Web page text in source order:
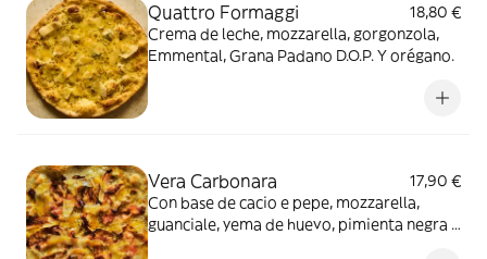
Quattro Formaggi
18,80 €
Crema de leche, mozzarella, gorgonzola,
Emmental, Grana Padano D.O.P. Y orégano.
Vera Carbonara
17,90 €
Con base de cacio e pepe, mozzarella,
guanciale, yema de huevo, pimienta negra y